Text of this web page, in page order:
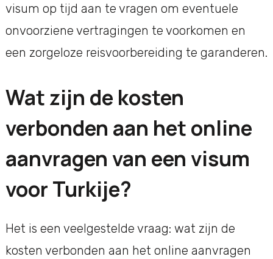
visum op tijd aan te vragen om eventuele
onvoorziene vertragingen te voorkomen en
een zorgeloze reisvoorbereiding te garanderen.
Wat zijn de kosten
verbonden aan het online
aanvragen van een visum
voor Turkije?
Het is een veelgestelde vraag: wat zijn de
kosten verbonden aan het online aanvragen